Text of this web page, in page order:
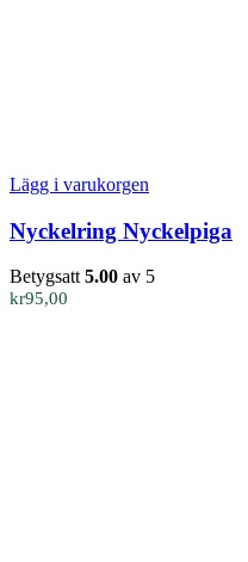
Lägg i varukorgen
Nyckelring Nyckelpiga
Betygsatt5.00 av 5
kr95,00